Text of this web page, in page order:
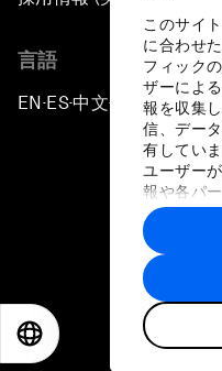
このサイ
に合わせ
フィック
ザーによ
報を収集
信、デー
有してい
ユーザー
報や各パ
に収集さ
トナーに
す。
言語
EN ▪ES▪中文▪ 日本語
プライバシ
©